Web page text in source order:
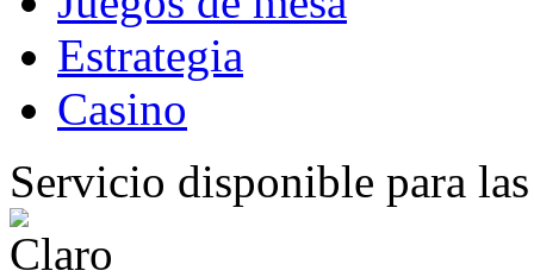
Estrategia
Casino
Servicio disponible para